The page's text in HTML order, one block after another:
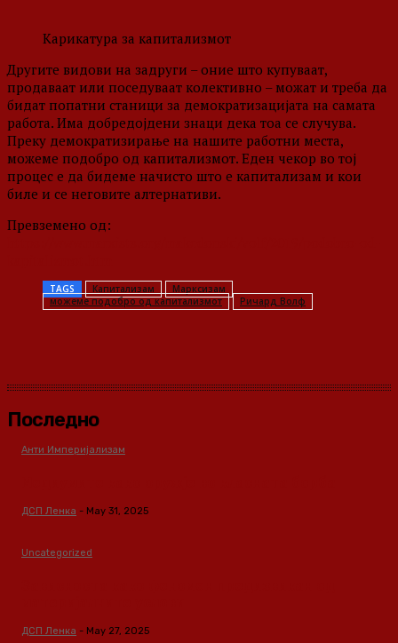
Карикатура за капитализмот
Другите видови на задруги – оние што купуваат,
продаваат или поседуваат колективно – можат и треба да
бидат попатни станици за демократизацијата на самата
работа. Има добредојдени знаци дека тоа се случува.
Преку демократизирање на нашите работни места,
можеме подобро од капитализмот. Еден чекор во тој
процес е да бидеме начисто што е капитализам и кои
биле и се неговите алтернативи.
Превземено од:
TAGS Капитализам
Марксизам
можеме подобро од капитализмот
Ричард Волф
Последно
Анти Империјализам
ДСП Ленка - May 31, 2025
Uncategorized
ДСП Ленка - May 27, 2025